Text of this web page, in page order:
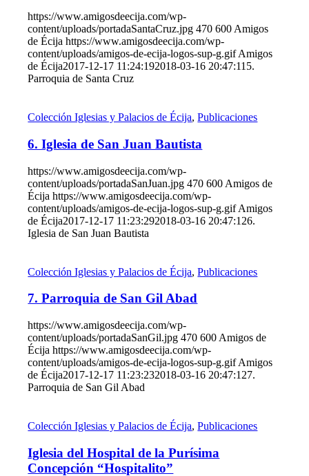
https://www.amigosdeecija.com/wp-
content/uploads/portadaSantaCruz.jpg 470 600 Amigos
de Écija https://www.amigosdeecija.com/wp-
content/uploads/amigos-de-ecija-logos-sup-g.gif Amigos
de Écija2017-12-17 11:24:192018-03-16 20:47:11 5.
Parroquia de Santa Cruz
Colección Iglesias y Palacios de Écija,Publicaciones
6. Iglesia de San Juan Bautista
https://www.amigosdeecija.com/wp-
content/uploads/portadaSanJuan.jpg 470 600 Amigos de
Écija https://www.amigosdeecija.com/wp-
content/uploads/amigos-de-ecija-logos-sup-g.gif Amigos
de Écija2017-12-17 11:23:292018-03-16 20:47:126.
Iglesia de San Juan Bautista
Colección Iglesias y Palacios de Écija,Publicaciones
7. Parroquia de San Gil Abad
https://www.amigosdeecija.com/wp-
content/uploads/portadaSanGil.jpg 470 600 Amigos de
Écija https://www.amigosdeecija.com/wp-
content/uploads/amigos-de-ecija-logos-sup-g.gif Amigos
de Écija2017-12-17 11:23:232018-03-16 20:47:127.
Parroquia de San Gil Abad
Colección Iglesias y Palacios de Écija,Publicaciones
Iglesia del Hospital de la Purísima
Concepción “Hospitalito”